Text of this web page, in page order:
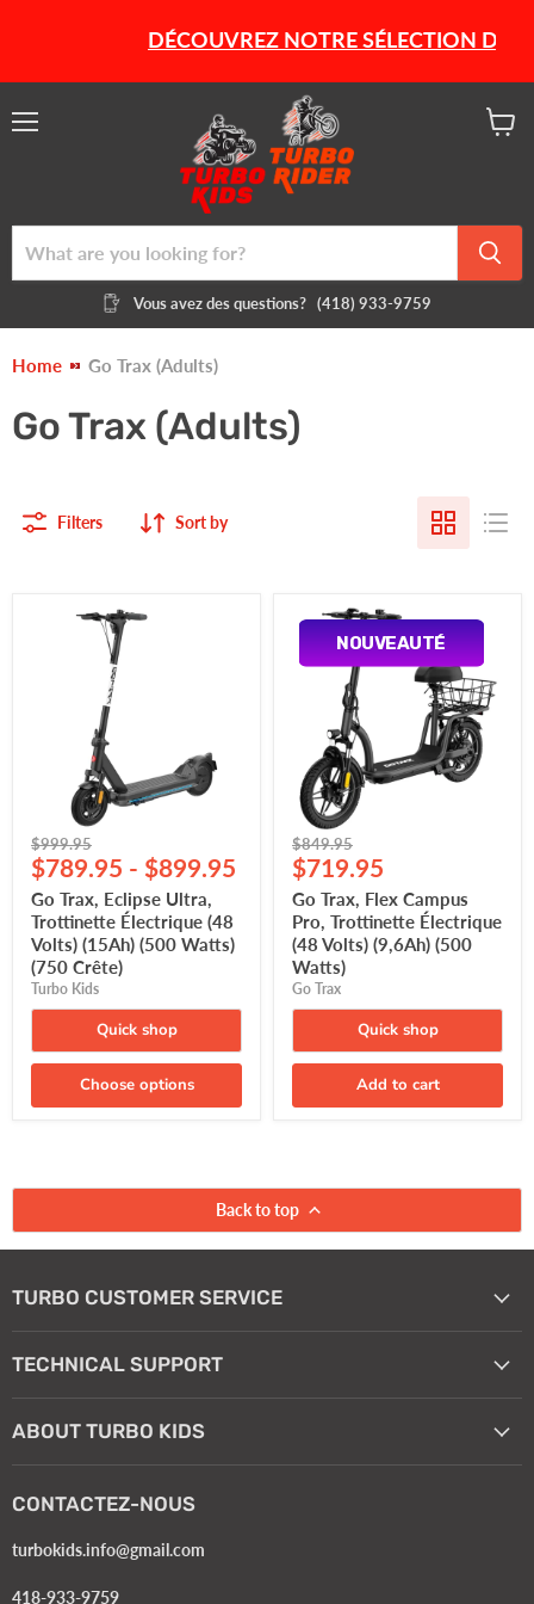
DÉCOUVREZ NOTRE SÉLECTION DE
Vous avez des questions? (418) 933-9759
Home Go Trax (Adults)
Go Trax (Adults)
Filters Sort by
Watts)
Crête)
Original
price
$999.95
$789.95 - $899.95
Go Trax, Eclipse Ultra,
Trottinette Électrique (48
Volts) (15Ah) (500 Watts)
(750 Crête)
Turbo Kids
Quick shop
Choose options
Go
Trax,
Flex
Campus
Trottinette
Électrique
Volts)
(9,6Ah)
(500
Watts)
NOUVEAUTÉ
Original
price
$849.95
Current
price
$719.95
Go Trax, Flex Campus
Pro, Trottinette Électrique
(48 Volts) (9,6Ah) (500
Watts)
Go Trax
Quick shop
Add to cart
Back to top
TURBO CUSTOMER SERVICE
TECHNICAL SUPPORT
ABOUT TURBO KIDS
CONTACTEZ-NOUS
turbokids.info@gmail.com
418-933-9759